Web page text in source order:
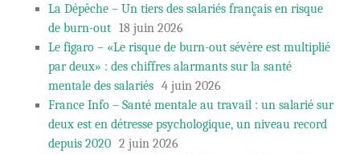
La Dépêche – Un tiers des salariés français en risque
de burn-out 18 juin 2026
Le figaro – «Le risque de burn-out sévère est multiplié
par deux» : des chiffres alarmants sur la santé
mentale des salariés 4 juin 2026
France Info – Santé mentale au travail : un salarié sur
deux est en détresse psychologique, un niveau record
depuis 2020 2 juin 2026